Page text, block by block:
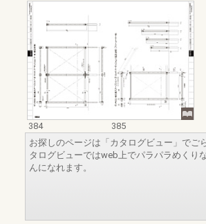
384
385
お探しのページは「カタログビュー」でご
タログビューではweb上でパラパラめくり
んになれます。